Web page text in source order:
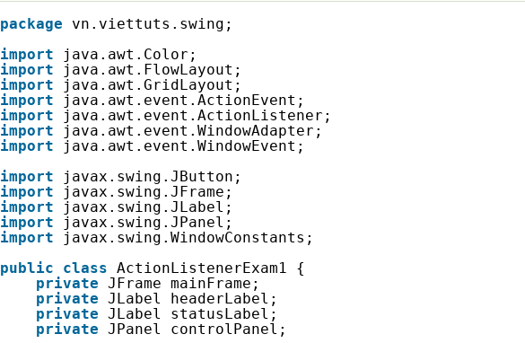
package
vn.viettuts.swing;
import
java.awt.Color;
import
java.awt.FlowLayout;
import
java.awt.GridLayout;
import
java.awt.event.ActionEvent;
import
java.awt.event.ActionListener;
import
java.awt.event.WindowAdapter;
import
java.awt.event.WindowEvent;
import
javax.swing.JButton;
import
javax.swing.JFrame;
import
javax.swing.JLabel;
import
javax.swing.JPanel;
import
javax.swing.WindowConstants;
public
class ActionListenerExam1 {
private JFrame mainFrame;
private JLabel headerLabel;
private JLabel statusLabel;
private JPanel controlPanel;